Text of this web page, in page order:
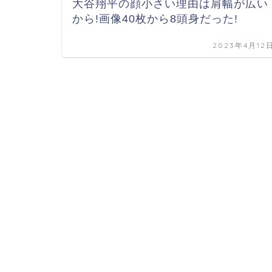
大谷翔平の顔小さい理由は肩幅が広い
から!画像40枚から8頭身だった!
2023年4月12